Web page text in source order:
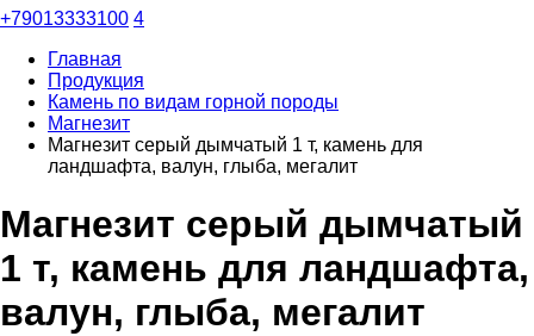
+79013333100 4
Главная
Продукция
Камень по видам горной породы
Магнезит
Магнезит серый дымчатый 1 т, камень для
ландшафта, валун, глыба, мегалит
Магнезит серый дымчатый
1 т, камень для ландшафта,
валун, глыба, мегалит